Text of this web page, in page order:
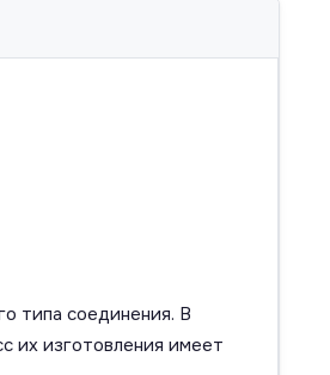
типа соединения. В
их изготовления имеет